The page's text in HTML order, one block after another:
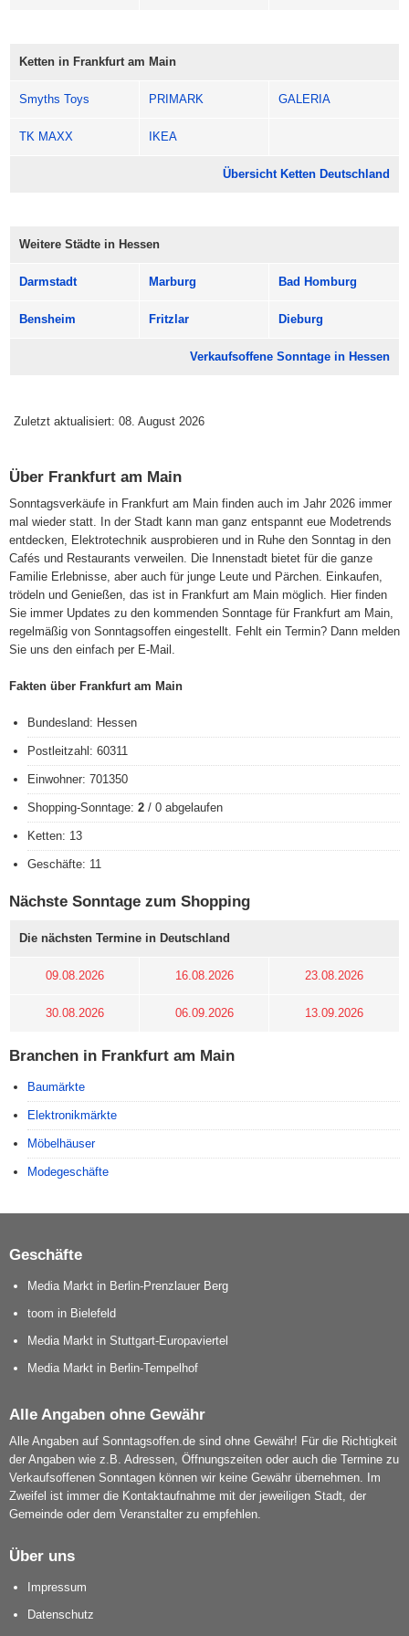
Ketten in Frankfurt am Main
Smyths Toys PRIMARK GALERIA
TK MAXX IKEA
Übersicht Ketten Deutschland
Weitere Städte in Hessen
Darmstadt Marburg Bad Homburg
Bensheim Fritzlar Dieburg
Verkaufsoffene Sonntage in Hessen
Zuletzt aktualisiert: 08. August 2026
Über Frankfurt am Main
Sonntagsverkäufe in Frankfurt am Main finden auch im Jahr 2026 immer
mal wieder statt. In der Stadt kann man ganz entspannt eue Modetrends
entdecken, Elektrotechnik ausprobieren und in Ruhe den Sonntag in den
Cafés und Restaurants verweilen. Die Innenstadt bietet für die ganze
Familie Erlebnisse, aber auch für junge Leute und Pärchen. Einkaufen,
trödeln und Genießen, das ist in Frankfurt am Main möglich. Hier finden
Sie immer Updates zu den kommenden Sonntage für Frankfurt am Main,
regelmäßig von Sonntagsoffen eingestellt. Fehlt ein Termin? Dann melden
Sie uns den einfach per E-Mail.
Fakten über Frankfurt am Main
Bundesland: Hessen
Postleitzahl: 60311
Einwohner: 701350
Shopping-Sonntage: 2 / 0 abgelaufen
Ketten: 13
Geschäfte: 11
Nächste Sonntage zum Shopping
Die nächsten Termine in Deutschland
09.08.2026 16.08.2026 23.08.2026
30.08.2026 06.09.2026 13.09.2026
Branchen in Frankfurt am Main
Baumärkte
Elektronikmärkte
Möbelhäuser
Modegeschäfte
Geschäfte
Media Markt in Berlin-Prenzlauer Berg
toom in Bielefeld
Media Markt in Stuttgart-Europaviertel
Media Markt in Berlin-Tempelhof
Alle Angaben ohne Gewähr
Alle Angaben auf Sonntagsoffen.de sind ohne Gewähr! Für die Richtigkeit
der Angaben wie z.B. Adressen, Öffnungszeiten oder auch die Termine zu
Verkaufsoffenen Sonntagen können wir keine Gewähr übernehmen. Im
Zweifel ist immer die Kontaktaufnahme mit der jeweiligen Stadt, der
Gemeinde oder dem Veranstalter zu empfehlen.
Über uns
Impressum
Datenschutz